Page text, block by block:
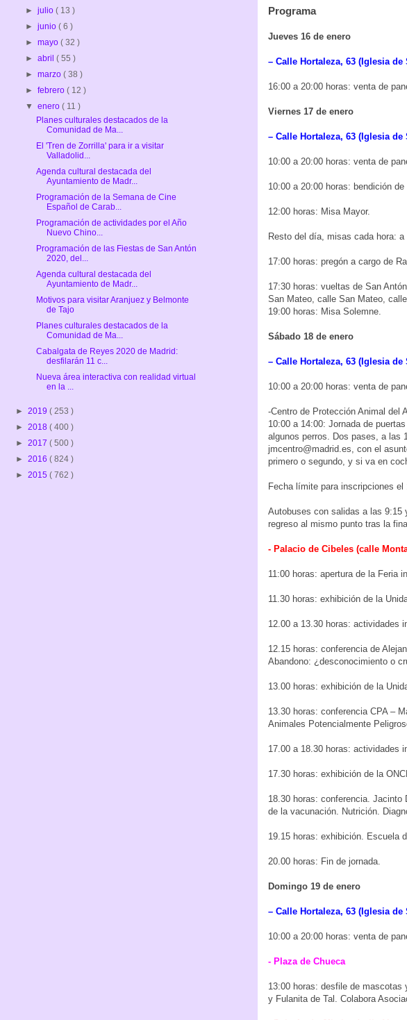
Programa
Jueves 16 de enero
– Calle Hortaleza, 63 (Iglesia de
16:00 a 20:00 horas: venta de
Viernes 17 de enero
– Calle Hortaleza, 63 (Iglesia de
10:00 a 20:00 horas: venta de
10:00 a 20:00 horas: bendición de
12:00 horas: Misa Mayor.
Resto del día, misas cada hora:
17:00 horas: pregón a cargo de
17:30 horas: vueltas de San
San Mateo, calle San Mateo,
19:00 horas: Misa Solemne.
Sábado 18 de enero
– Calle Hortaleza, 63 (Iglesia de
10:00 a 20:00 horas: venta de
-Centro de Protección Animal del
10:00 a 14:00: Jornada de
algunos perros. Dos pases, a las
jmcentro@madrid.es, con el
primero o segundo, y si va en
Fecha límite para inscripciones el
Autobuses con salidas a las 9:15
regreso al mismo punto tras la
- Palacio de Cibeles (calle
11:00 horas: apertura de la Feria
11.30 horas: exhibición de la
12.00 a 13.30 horas: actividades
12.15 horas: conferencia de
Abandono: ¿desconocimiento o
13.00 horas: exhibición de la
13.30 horas: conferencia CPA –
Animales Potencialmente
17.00 a 18.30 horas: actividades
17.30 horas: exhibición de la
18.30 horas: conferencia. Jacinto
de la vacunación. Nutrición.
19.15 horas: exhibición. Escuela
20.00 horas: Fin de jornada.
Domingo 19 de enero
– Calle Hortaleza, 63 (Iglesia de
10:00 a 20:00 horas: venta de
- Plaza de Chueca
13:00 horas: desfile de mascotas
y Fulanita de Tal. Colabora
►julio( 13 )
►junio( 6 )
►mayo( 32 )
►abril( 55 )
►marzo( 38 )
►febrero( 12 )
▼enero( 11 )
Planes culturales destacados de la
Comunidad de Ma...
El 'Tren de Zorrilla' para ir a visitar
Valladolid...
Agenda cultural destacada del
Ayuntamiento de Madr...
Programación de la Semana de Cine
Español de Carab...
Programación de actividades por el Año
Nuevo Chino...
Programación de las Fiestas de San Antón
2020, del...
Agenda cultural destacada del
Ayuntamiento de Madr...
Motivos para visitar Aranjuez y Belmonte
de Tajo
Planes culturales destacados de la
Comunidad de Ma...
Cabalgata de Reyes 2020 de Madrid:
desfilarán 11 c...
Nueva área interactiva con realidad virtual
en la ...
► 2019 ( 253 )
► 2018 ( 400 )
► 2017 ( 500 )
► 2016 ( 824 )
► 2015 ( 762 )